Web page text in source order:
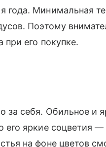
года. Минимальная
Поэтому
при его покупке.
за себя. Обильное и
его яркие соцветия
на фоне цветов